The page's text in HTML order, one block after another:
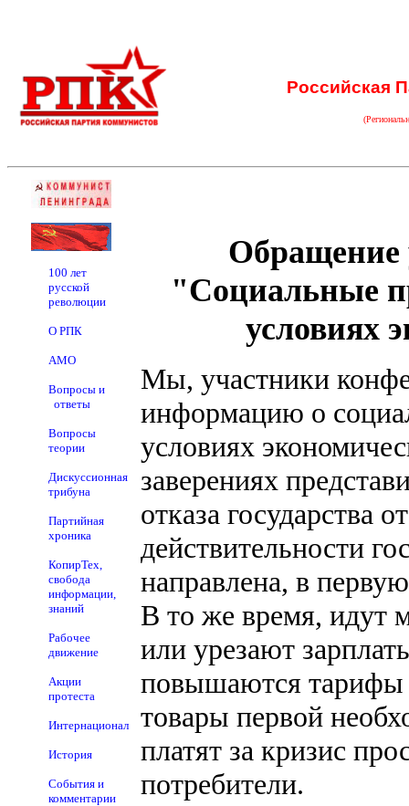
Российская
100 лет
русской
революции
О РПК
АМО
Вопросы и
ответы
Вопросы
теории
Дискуссионная
трибуна
Партийная
хроника
КопирТех,
свобода
информации,
знаний
Рабочее
движение
Акции
протеста
Интернационал
История
События и
комментарии
Обращение
"Социальные
условиях
Мы, участники
информацию о
условиях
заверениях
отказа государства
действительности
направлена, в
В то же время, идут
или урезают
повышаются
товары первой
платят за кризис
потребители.